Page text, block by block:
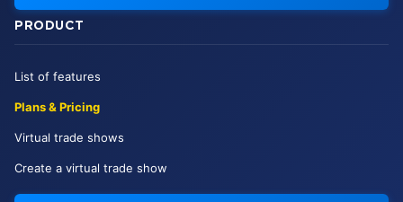
PRODUCT
List of features
Plans & Pricing
Virtual trade shows
Create a virtual trade show